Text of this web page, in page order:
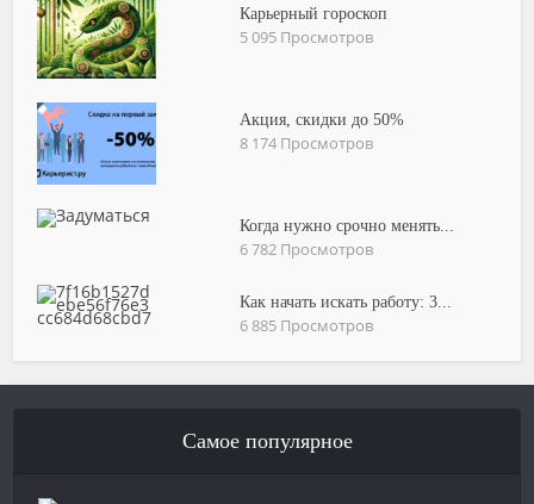
Карьерный гороскоп
5 095 Просмотров
Акция, скидки до 50%
8 174 Просмотров
Когда нужно срочно менять...
6 782 Просмотров
Как начать искать работу: 3...
6 885 Просмотров
Самое популярное